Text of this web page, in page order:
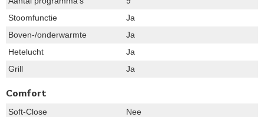
Stoomfunctie
Ja
Boven-/onderwarmte
Ja
Hetelucht
Ja
Grill
Ja
Comfort
Soft-Close
Nee